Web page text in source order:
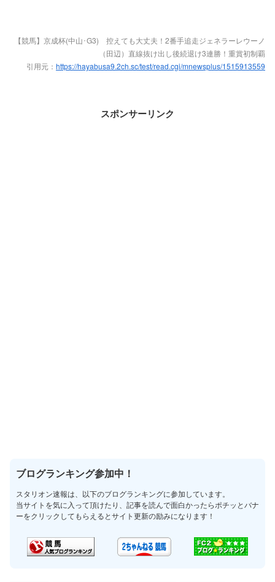
【競馬】京成杯(中山･G3) 控えても大丈夫！2番手追走ジェネラーレウーノ
（田辺）直線抜け出し後続退け3連勝！重賞初制覇
引用元： https://hayabusa9.2ch.sc/test/read.cgi/mnewsplus/1515913559
スポンサーリンク
ブログランキング参加中！
スタリオン速報は、以下のブログランキングに参加しています。
当サイトを気に入って頂けたり、記事を読んで面白かったらポチッとバナ
ーをクリックしてもらえるとサイト更新の励みになります！